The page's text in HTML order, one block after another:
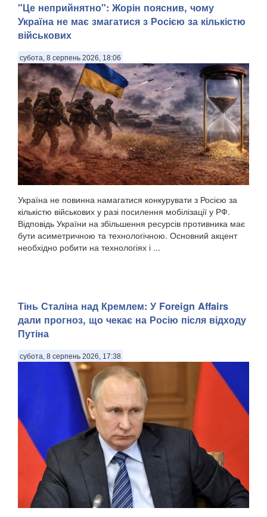
"Це неприйнятно": Жорін пояснив, чому
Україна не має змагатися з Росією за кількістю
військових
субота, 8 серпень 2026, 18:06
Україна не повинна намагатися конкурувати з Росією за
кількістю військових у разі посилення мобілізації у РФ.
Відповідь України на збільшення ресурсів противника має
бути асиметричною та технологічною. Основний акцент
необхідно робити на технологіях і ...
Тінь Сталіна над Кремлем: У Foreign Affairs
дали прогноз, що чекає на Росію після відходу
Путіна
субота, 8 серпень 2026, 17:38